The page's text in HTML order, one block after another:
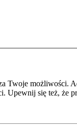
Twoje możliwości.
się też, że